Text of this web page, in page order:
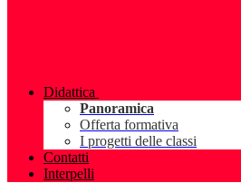
Didattica
Panoramica
Offerta formativa
I progetti delle classi
Contatti
Interpelli